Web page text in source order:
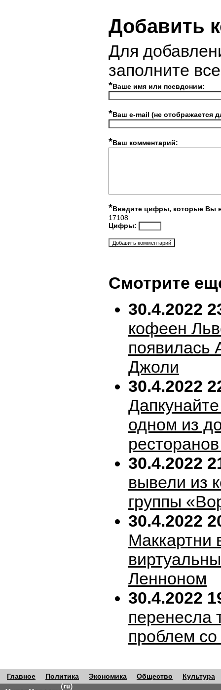
Добавить
Для
заполните
*Ваше имя или псевдоним:
*Ваш e-mail (не отображается
*Ваш комментарий:
*Введите цифры, которые Вы
17108
Цифры:
Смотрите
30.4.2022
кофеен
появилась
Джоли
30.4.2022
одном из
30.4.2022
вывели из
группы
30.4.2022
Маккартни
Ленноном
30.4.2022
перенесла
проблем
Главное Политика Экономика Общество Культура